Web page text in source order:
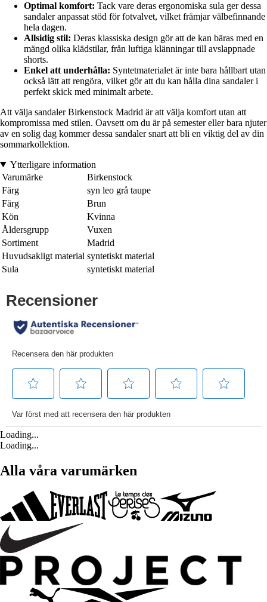
Optimal komfort: Tack vare deras ergonomiska sula ger dessa
sandaler anpassat stöd för fotvalvet, vilket främjar välbefinnande
hela dagen.
Allsidig stil: Deras klassiska design gör att de kan bäras med en
mängd olika klädstilar, från luftiga klänningar till avslappnade
shorts.
Enkel att underhålla: Syntetmaterialet är inte bara hållbart utan
också lätt att rengöra, vilket gör att du kan hålla dina sandaler i
perfekt skick med minimalt arbete.
Att välja sandaler Birkenstock Madrid är att välja komfort utan att
kompromissa med stilen. Oavsett om du är på semester eller bara njuter
av en solig dag kommer dessa sandaler snart att bli en viktig del av din
sommarkollektion.
Ytterligare information
Varumärke
Birkenstock
Färg
syn leo grå taupe
Färg
Brun
Kön
Kvinna
Åldersgrupp
Vuxen
Sortiment
Madrid
Huvudsakligt material syntetiskt material
Sula
syntetiskt material
Loading...
Loading...
Alla våra varumärken